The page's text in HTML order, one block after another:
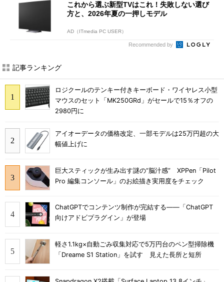
これから選ぶ新型TVはこれ！失敗しない選び
方と、2026年夏の一押しモデル
AD（ITmedia PC USER）
Recommended by
記事ランキング
ロジクールのテンキー付きキーボード・ワイヤレス小型
マウスのセット「MK250GRd」がセールで15％オフの
2980円に
アイオーデータの価格改定、一部モデルは25万円超の大
幅値上げに
巨大スティックが生み出す謎の“脳汁感” XPPen「Pilot
Pro 編集コンソール」のお絵描き実用度をチェック
ChatGPTでコンテンツ制作が完結する――「ChatGPT
向けアドビプラグイン」が登場
軽さ1.1kg×自動ごみ収集対応で5万円台のペン型掃除機
「Dreame S1 Station」を試す 見えた長所と短所